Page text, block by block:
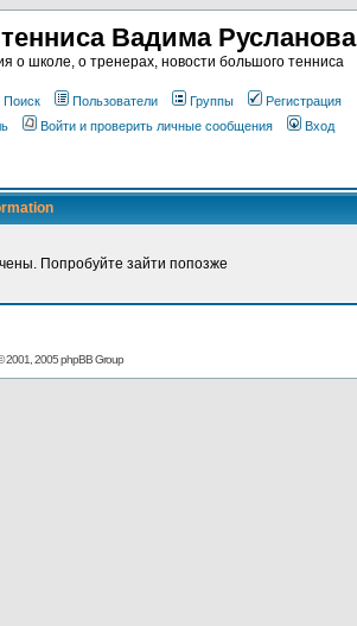
Вадима Русланова
о школе, о тренерах, новости большого тенниса
Поиск Пользователи Группы
Регистрация
Войти и проверить личные сообщения Вход
Попробуйте зайти попозже
2001, 2005 phpBB Group